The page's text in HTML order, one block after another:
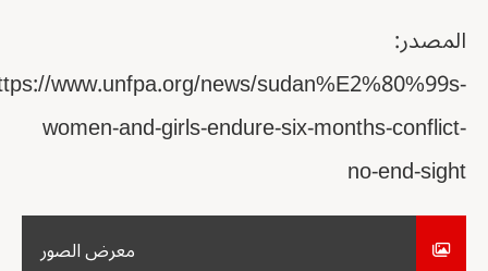
المصدر:
https://www.unfpa.org/news/sudan%E2%80%99s-
women-and-girls-endure-six-months-conflict-
no-end-sight
معرض الصور